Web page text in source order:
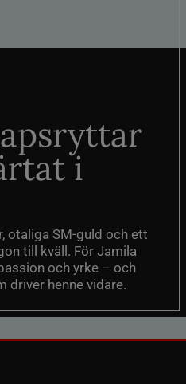
i
otaliga SM-guld och ett
till kväll. För Jamila
och yrke – och
driver henne vidare.